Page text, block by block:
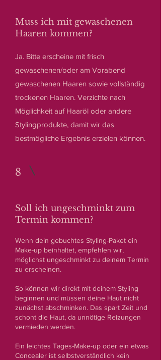
Muss ich mit gewaschenen
Haaren kommen?
Ja. Bitte erscheine mit frisch
gewaschenen/oder am Vorabend
gewaschenen Haaren sowie vollständig
trockenen Haaren. Verzichte nach
Möglichkeit auf Haaröl oder andere
Stylingprodukte, damit wir das
bestmögliche Ergebnis erzielen können.
8
Soll ich ungeschminkt zum
Termin kommen?
Wenn dein gebuchtes Styling-Paket ein
Make-up beinhaltet, empfehlen wir,
möglichst ungeschminkt zu deinem Termin
zu erscheinen.
So können wir direkt mit deinem Styling
beginnen und müssen deine Haut nicht
zunächst abschminken. Das spart Zeit und
schont die Haut, da unnötige Reizungen
vermieden werden.
Ein leichtes Tages-Make-up oder ein etwas
Concealer ist selbstverständlich kein